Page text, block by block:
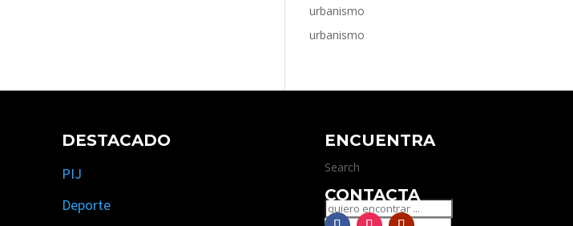
urbanismo
urbanismo
DESTACADO
PIJ
Deporte
ENCUENTRA
Search
CONTACTA